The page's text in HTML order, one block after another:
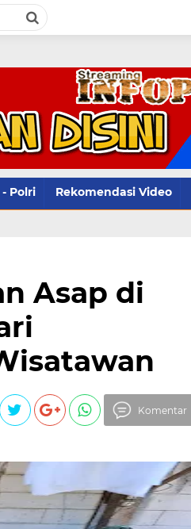
- Polri Rekomendasi Video
Asap di
Komentar